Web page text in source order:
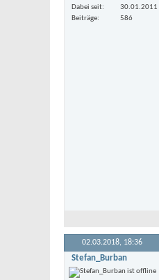
Dabei seit
30.01.2011
Beiträge
586
02.03.2018, 18:36
Stefan_Burban